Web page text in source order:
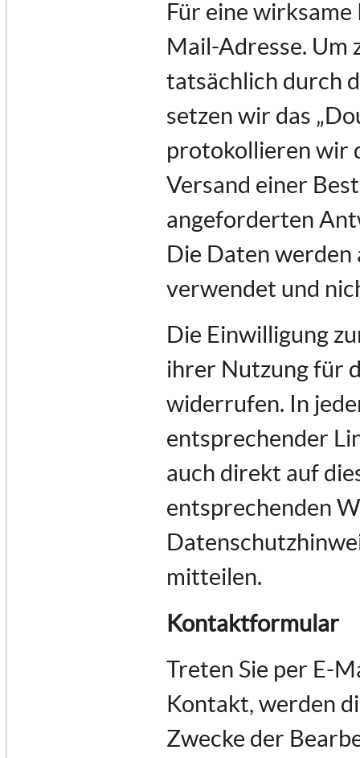
Für eine
Mail-Adresse. Um
tatsächlich durch
setzen wir das
protokollieren wir
Versand einer
angeforderten
Die Daten
verwendet und
Die Einwilligung
ihrer Nutzung für
widerrufen. In
entsprechender
auch direkt auf
entsprechenden
mitteilen.
Kontaktformular
Treten Sie per E-
Kontakt, werden
Zwecke der